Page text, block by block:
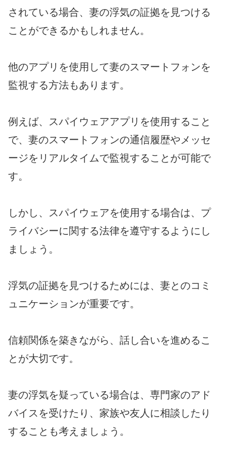
されている場合、妻の浮気の証拠を見つける
ことができるかもしれません。
他のアプリを使用して妻のスマートフォンを
監視する方法もあります。
例えば、スパイウェアアプリを使用すること
で、妻のスマートフォンの通信履歴やメッセ
ージをリアルタイムで監視することが可能で
す。
しかし、スパイウェアを使用する場合は、プ
ライバシーに関する法律を遵守するようにし
ましょう。
浮気の証拠を見つけるためには、妻とのコミ
ュニケーションが重要です。
信頼関係を築きながら、話し合いを進めるこ
とが大切です。
妻の浮気を疑っている場合は、専門家のアド
バイスを受けたり、家族や友人に相談したり
することも考えましょう。